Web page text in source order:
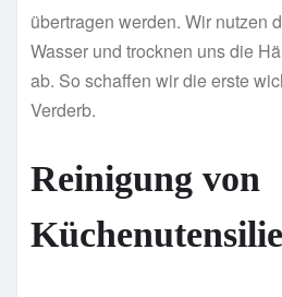
übertragen werden. Wir nutzen
Wasser und trocknen uns die
ab. So schaffen wir die erste
Verderb.
Reinigung von